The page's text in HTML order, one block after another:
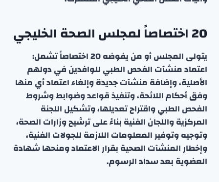
20 اختصاصاً لمجلس الصحة الخليجي
يتولى المجلس أو من يفوضه 20 اختصاصاً تشمل:
اعتماد منشآت الفحص الطبي للوافدين في دولهم
الأصلية، وإضافة منشآت جديدة وإلغاء اعتماد أي منها
وفق أحكام اللائحة، وتنفيذ قواعد وضوابط وشروط
الفحص الطبي واقتراح تعديلها، وتشكيل اللجنة
المركزية واللجان الفنية بناءً على ترشيح وزارات الصحة،
وتوجيه وتوفير المعلومات اللازمة للجولات الفنية،
وإخطار المنشآت الصحية بقرار الاعتماد ومنحها شهادة
العضوية بعد سداد الرسوم.